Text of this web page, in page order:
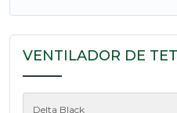
VENTILADOR DE
Delta Black